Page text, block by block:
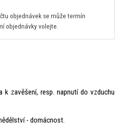
objednávek se může termín
objednávky volejte.
k zavěšení, resp. napnutí do vzduchu
- domácnost.